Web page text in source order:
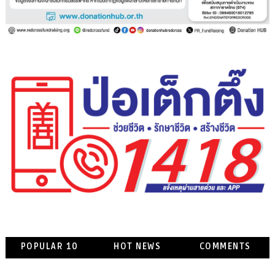
POPULAR 10 HOT NEWS COMMENTS